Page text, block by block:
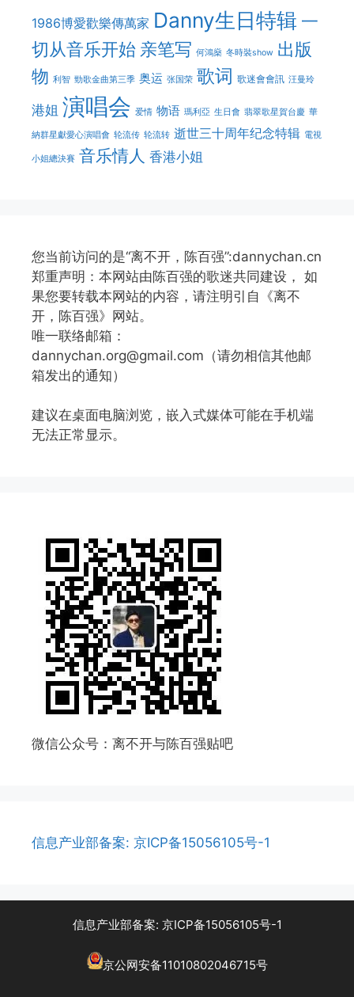
1986博愛歡樂傳萬家 Danny生日特辑 一
切从音乐开始 亲笔写 何鴻燊 冬時裝show 出版
物 利智 勁歌金曲第三季 奥运 张国荣 歌词 歌迷會會訊 汪曼玲
港姐 演唱会 爱情 物语 瑪利亞 生日會 翡翠歌星賀台慶 華
納群星獻愛心演唱會 轮流传 轮流转 逝世三十周年纪念特辑 電視
小姐總決賽 音乐情人 香港小姐
您当前访问的是“离不开，陈百强”:dannychan.cn
郑重声明：本网站由陈百强的歌迷共同建设， 如
果您要转载本网站的内容，请注明引自《离不
开，陈百强》网站。
唯一联络邮箱：
dannychan.org@gmail.com（请勿相信其他邮
箱发出的通知）
建议在桌面电脑浏览，嵌入式媒体可能在手机端
无法正常显示。
微信公众号：离不开与陈百强贴吧
信息产业部备案: 京ICP备15056105号-1
信息产业部备案: 京ICP备15056105号-1
京公网安备11010802046715号